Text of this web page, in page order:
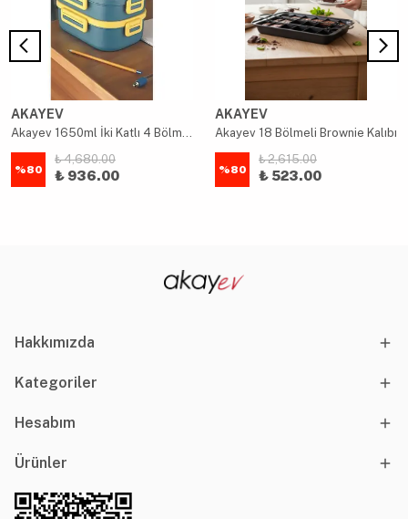
AKAYEV
Akayev 1650ml İki Katlı 4 Bölmeli Çelik Yemek Kabı Mavi
%80
₺ 4,680.00
₺ 936.00
AKAYEV
Akayev 18 Bölmeli Brownie Kalıbı
%80
₺ 2,615.00
₺ 523.00
Hakkımızda
Kategoriler
Hesabım
Ürünler